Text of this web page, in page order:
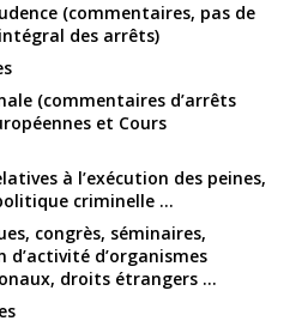
(commentaires, pas de
des arrêts)
(commentaires d’arrêts
et Cours
à l’exécution des peines,
criminelle ...
congrès, séminaires,
d’activité d’organismes
droits étrangers ...